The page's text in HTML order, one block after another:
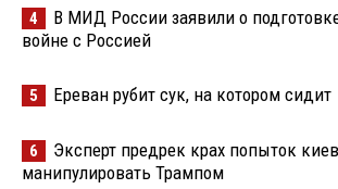
4
В МИД России заявили о
войне с Россией
5 Ереван рубит сук, на котором сидит
6
Эксперт предрек крах попыток
манипулировать Трампом